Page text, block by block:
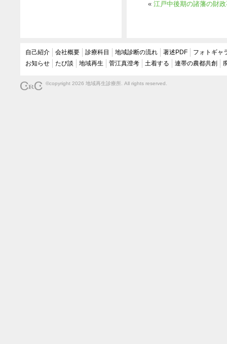
«江戸中後期の諸藩の財
自己紹介 会社概要 診療科目 地域診断の流れ 著述PDF
フォトギャ
お知らせ
たび談 地域再生 菅江真澄考 土着する 連帯の農都共創
©copyright 2026 地域再生診療所. All rights reserved.